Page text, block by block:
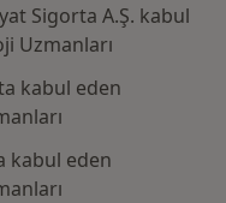
Sigorta A.Ş. kabul
Uzmanları
kabul eden
kabul eden